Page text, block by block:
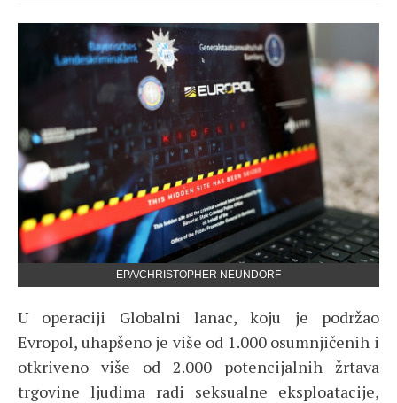
EPA/CHRISTOPHER NEUNDORF
U operaciji Globalni lanac, koju je podržao
Evropol, uhapšeno je više od 1.000 osumnjičenih i
otkriveno više od 2.000 potencijalnih žrtava
trgovine ljudima radi seksualne eksploatacije,